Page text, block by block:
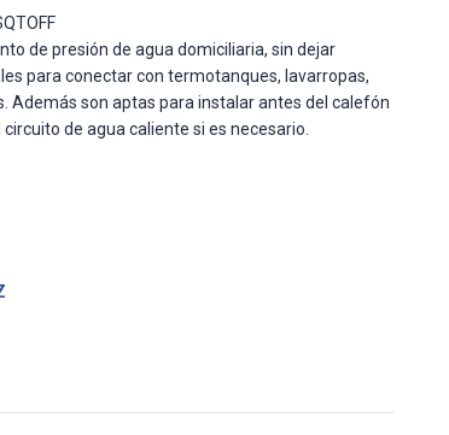
de presión de agua domiciliaria, sin dejar
para conectar con termotanques, lavarropas,
Además son aptas para instalar antes del calefón
de agua caliente si es necesario.